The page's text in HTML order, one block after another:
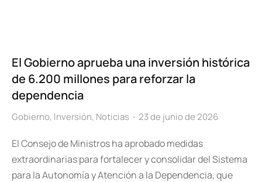
El Gobierno aprueba una inversión histórica
de 6.200 millones para reforzar la
dependencia
Gobierno, Inversión, Noticias 23 de junio de 2026
El Consejo de Ministros ha aprobado medidas
extraordinarias para fortalecer y consolidar del Sistema
para la Autonomía y Atención a la Dependencia, que